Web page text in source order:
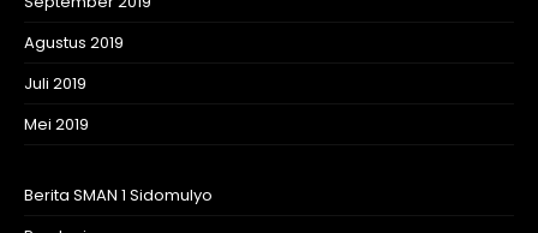
Agustus 2019
Juli 2019
Mei 2019
Berita SMAN 1 Sidomulyo